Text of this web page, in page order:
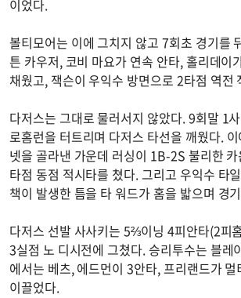
이었다.
볼티모어는 이에 그치지 않고 7회초 경기를
튼 카우저, 코비 마요가 연속 안타, 홀리데이
채웠고, 잭슨이 우익수 방면으로 2타점 역전
다저스는 그대로 물러서지 않았다. 9회말 1
로홈런을 터트리며 다저스 타선을 깨웠다.
넷을 골라낸 가운데 러싱이 1B-2S 불리한
타점 동점 적시타를 쳤다. 그리고 우익수 타
책이 발생한 틈을 타 워드가 홈을 밟으며 경
다저스 선발 사사키는 5⅔이닝 4피안타(2피
3실점 노 디시전에 그쳤다. 승리투수는 블레
에서는 베츠, 에드먼이 3안타, 프리랜드가
이끌었다.